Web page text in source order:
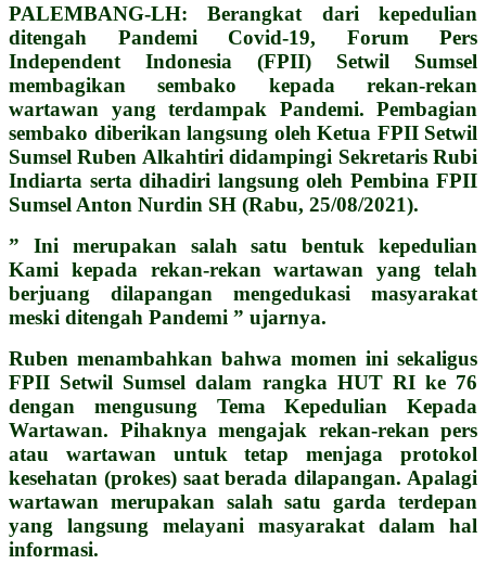
PALEMBANG-LH: Berangkat dari kepedulian
ditengah Pandemi Covid-19, Forum Pers
Independent Indonesia (FPII) Setwil Sumsel
membagikan sembako kepada rekan-rekan
wartawan yang terdampak Pandemi. Pembagian
sembako diberikan langsung oleh Ketua FPII Setwil
Sumsel Ruben Alkahtiri didampingi Sekretaris Rubi
Indiarta serta dihadiri langsung oleh Pembina FPII
Sumsel Anton Nurdin SH (Rabu, 25/08/2021).
” Ini merupakan salah satu bentuk kepedulian
Kami kepada rekan-rekan wartawan yang telah
berjuang dilapangan mengedukasi masyarakat
meski ditengah Pandemi ” ujarnya.
Ruben menambahkan bahwa momen ini sekaligus
FPII Setwil Sumsel dalam rangka HUT RI ke 76
dengan mengusung Tema Kepedulian Kepada
Wartawan. Pihaknya mengajak rekan-rekan pers
atau wartawan untuk tetap menjaga protokol
kesehatan (prokes) saat berada dilapangan. Apalagi
wartawan merupakan salah satu garda terdepan
yang langsung melayani masyarakat dalam hal
informasi.